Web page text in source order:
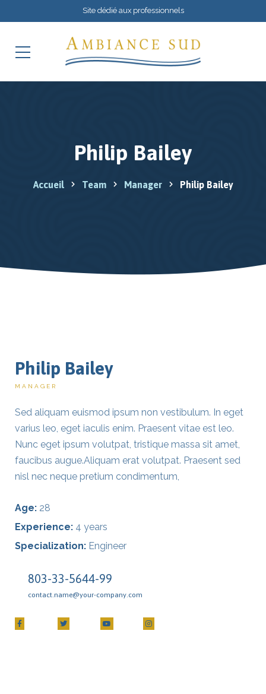
Site dédié aux professionnels
Philip Bailey
Accueil Team Manager Philip Bailey
Philip Bailey
MANAGER
Sed aliquam euismod ipsum non vestibulum. In eget
varius leo, eget iaculis enim. Praesent vitae est leo.
Nunc eget ipsum volutpat, tristique massa sit amet,
faucibus augue.Aliquam erat volutpat. Praesent sed
nisl nec neque pretium condimentum,
Age: 28
Experience: 4 years
Specialization: Engineer
803-33-5644-99
contact.name@your-company.com